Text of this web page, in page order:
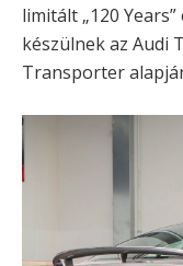
limitált „120
készülnek az Audi
Transporter